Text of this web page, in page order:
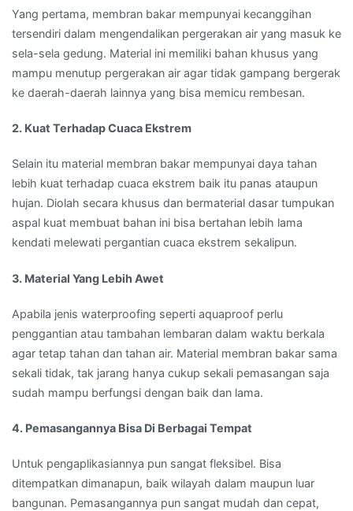
Yang pertama, membran bakar mempunyai kecanggihan
tersendiri dalam mengendalikan pergerakan air yang masuk ke
sela-sela gedung. Material ini memiliki bahan khusus yang
mampu menutup pergerakan air agar tidak gampang bergerak
ke daerah-daerah lainnya yang bisa memicu rembesan.
2. Kuat Terhadap Cuaca Ekstrem
Selain itu material membran bakar mempunyai daya tahan
lebih kuat terhadap cuaca ekstrem baik itu panas ataupun
hujan. Diolah secara khusus dan bermaterial dasar tumpukan
aspal kuat membuat bahan ini bisa bertahan lebih lama
kendati melewati pergantian cuaca ekstrem sekalipun.
3. Material Yang Lebih Awet
Apabila jenis waterproofing seperti aquaproof perlu
penggantian atau tambahan lembaran dalam waktu berkala
agar tetap tahan dan tahan air. Material membran bakar sama
sekali tidak, tak jarang hanya cukup sekali pemasangan saja
sudah mampu berfungsi dengan baik dan lama.
4. Pemasangannya Bisa Di Berbagai Tempat
Untuk pengaplikasiannya pun sangat fleksibel. Bisa
ditempatkan dimanapun, baik wilayah dalam maupun luar
bangunan. Pemasangannya pun sangat mudah dan cepat,